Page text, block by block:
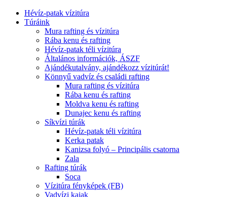
Hévíz-patak vízitúra
Túráink
Mura rafting és vízitúra
Rába kenu és rafting
Hévíz-patak téli vízitúra
Általános információk, ÁSZF
Ajándékutalvány, ajándékozz vízitúrát!
Könnyű vadvíz és családi rafting
Mura rafting és vízitúra
Rába kenu és rafting
Moldva kenu és rafting
Dunajec kenu és rafting
Síkvízi túrák
Hévíz-patak téli vízitúra
Kerka patak
Kanizsa folyó – Principális csatorna
Zala
Rafting túrák
Soca
Vízitúra fényképek (FB)
Vadvízi kajak